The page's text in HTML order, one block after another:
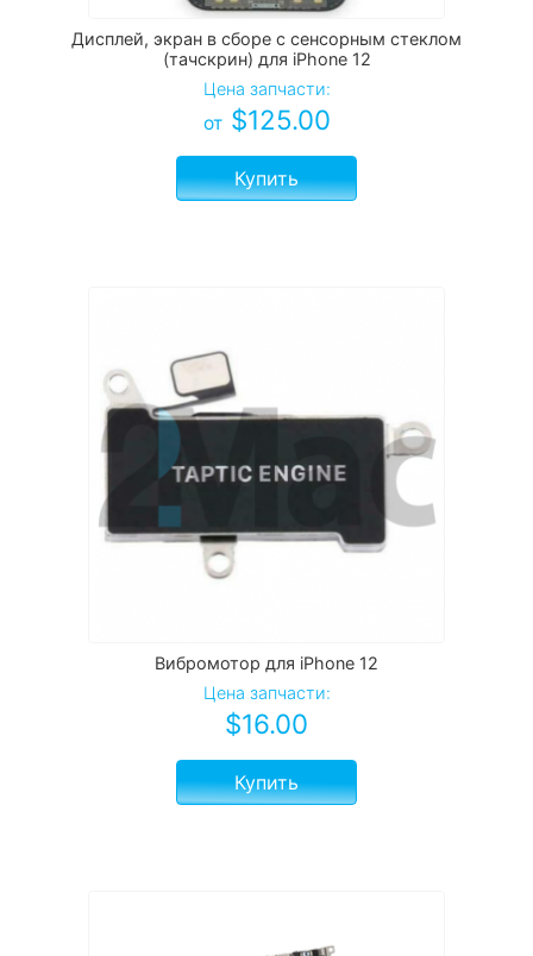
Дисплей, экран в сборе с сенсорным стеклом
(тачскрин) для iPhone 12
Цена запчасти:
от $125.00
Купить
Вибромотор для iPhone 12
Цена запчасти:
$16.00
Купить